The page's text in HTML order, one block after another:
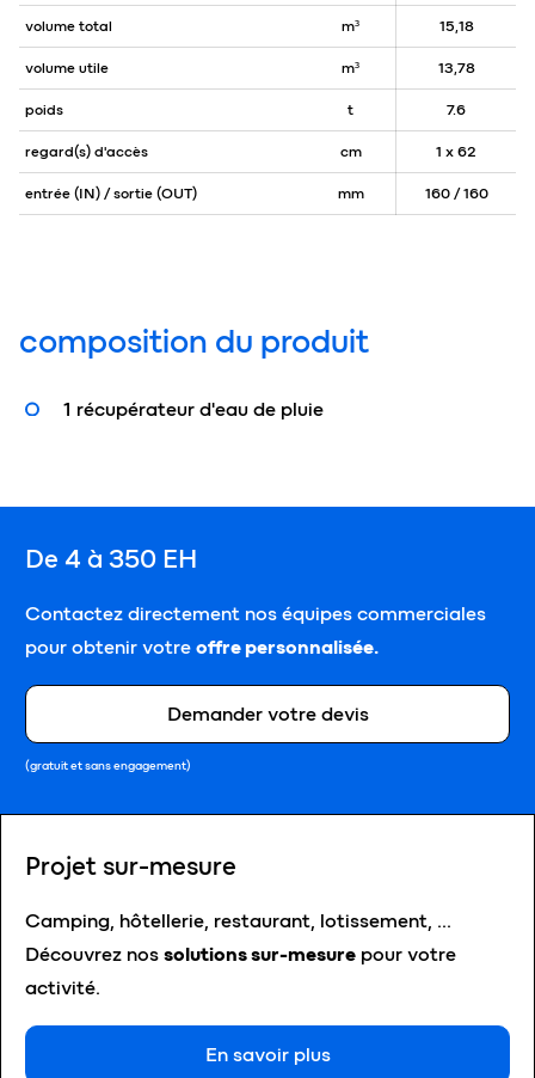
volume total m³ 15,18
volume utile m³ 13,78
poids t 7.6
regard(s) d'accès cm 1 x 62
entrée (IN) / sortie (OUT) mm 160 / 160
composition du produit
1 récupérateur d'eau de pluie
De 4 à 350 EH
Contactez directement nos équipes commerciales
pour obtenir votre offre personnalisée.
Demander votre devis
(gratuit et sans engagement)
Projet sur-mesure
Camping, hôtellerie, restaurant, lotissement, …
Découvrez nos solutions sur-mesure pour votre
activité.
En savoir plus